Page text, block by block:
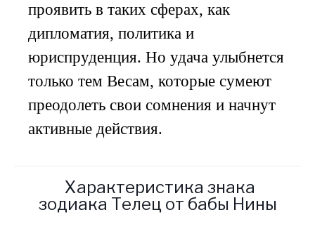
проявить в таких сферах, как
дипломатия, политика и
юриспруденция. Но удача улыбнется
только тем Весам, которые сумеют
преодолеть свои сомнения и начнут
активные действия.
Характеристика знака
зодиака Телец от бабы Нины